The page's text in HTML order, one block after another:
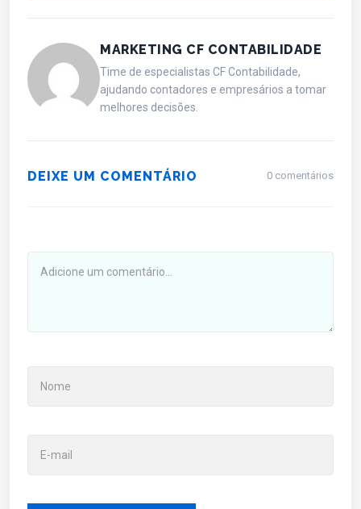
MARKETING CF CONTABILIDADE
Time de especialistas CF Contabilidade,
ajudando contadores e empresários a tomar
melhores decisões.
DEIXE UM COMENTÁRIO 0 comentários